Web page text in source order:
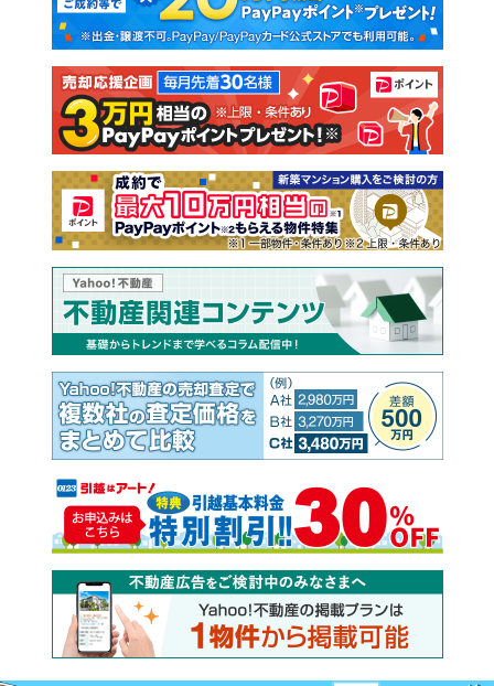
新築一戸建て 中古一戸建て
注文住宅 土地
売却査定